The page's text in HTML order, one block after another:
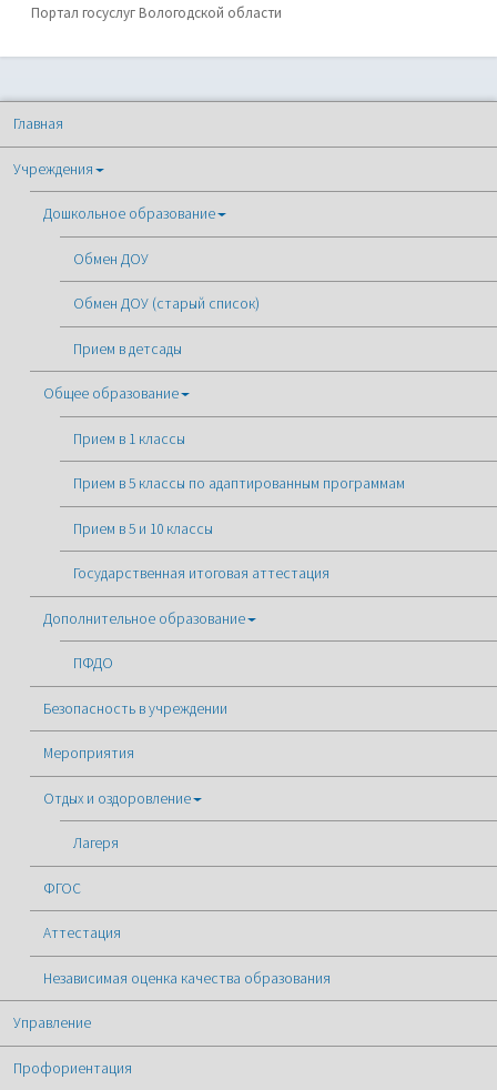
Портал госуслуг Вологодской области
Главная
Учреждения
Дошкольное образование
Обмен ДОУ
Обмен ДОУ (старый список)
Прием в детсады
Общее образование
Прием в 1 классы
Прием в 5 классы по адаптированным программам
Прием в 5 и 10 классы
Государственная итоговая аттестация
Дополнительное образование
ПФДО
Безопасность в учреждении
Мероприятия
Отдых и оздоровление
Лагеря
ФГОС
Аттестация
Независимая оценка качества образования
Управление
Профориентация